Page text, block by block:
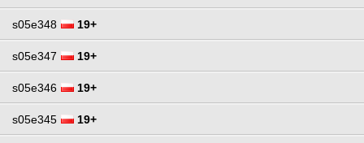
s05e348 19+
s05e347 19+
s05e346 19+
s05e345 19+